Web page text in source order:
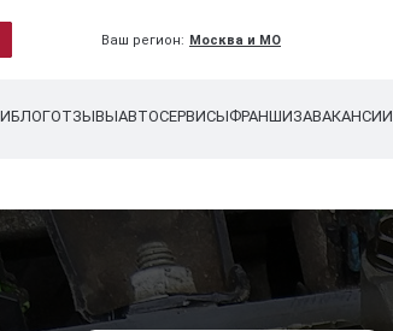
Ваш регион: Москва и МО
БЛОГОТЗЫВЫАВТОСЕРВИСЫФРАНШИЗАВАКАНСИИ